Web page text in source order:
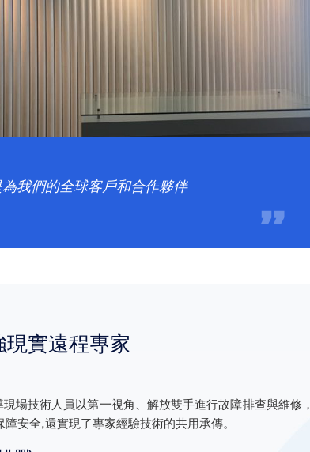
我們的全球客戶和合作夥伴
實遠程專家
場技術人員以第一視角、解放雙手進行故障排查與維修，
安全,還實現了專家經驗技術的共用承傳。